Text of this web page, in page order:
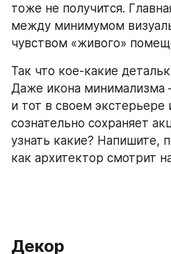
тоже не получится.
между минимумом
чувством «живого»
Так что кое-какие
Даже икона минимализма
и тот в своем экстерьере
сознательно сохраняет
узнать какие? Напишите,
как архитектор смотрит
Декор